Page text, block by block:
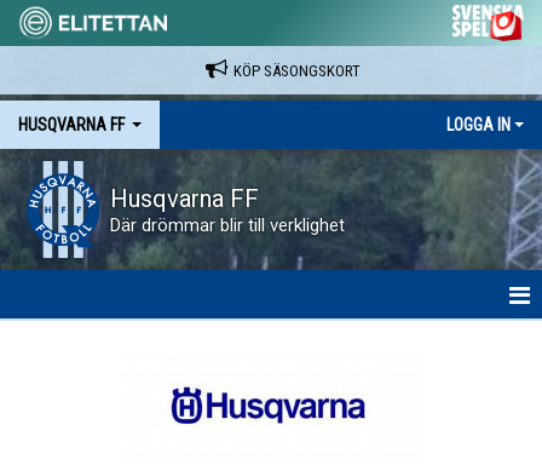
KÖP SÄSONGSKORT
HUSQVARNA FF LOGGA IN
Husqvarna FF
Där drömmar blir till verklighet